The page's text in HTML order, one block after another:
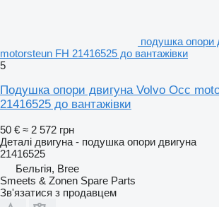
подушка опори
motorsteun FH 21416525 до вантажівки
5
Подушка опори двигуна Volvo Occ
21416525 до вантажівки
50 € ≈ 2 572 грн
Деталі двигуна - подушка опори двигуна
21416525
Бельгія, Bree
Smeets & Zonen Spare Parts
Зв'язатися з продавцем